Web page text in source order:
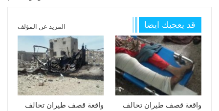
قد يعجبك ايضا المزيد عن المؤلف
واقعة قصف طيران تحالف
واقعة قصف طيران تحالف